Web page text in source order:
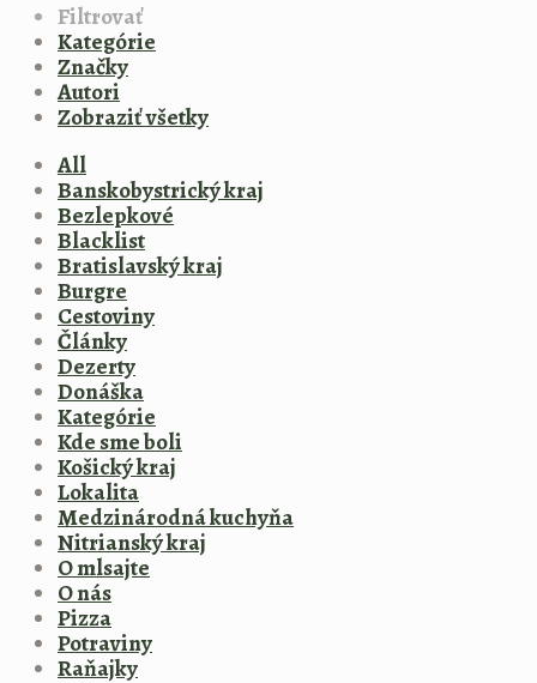
Filtrovať
Kategórie
Značky
Autori
Zobraziť všetky
All
Banskobystrický kraj
Bezlepkové
Blacklist
Bratislavský kraj
Burgre
Cestoviny
Články
Dezerty
Donáška
Kategórie
Kde sme boli
Košický kraj
Lokalita
Medzinárodná kuchyňa
Nitrianský kraj
O mlsajte
O nás
Pizza
Potraviny
Raňajky